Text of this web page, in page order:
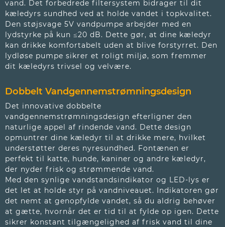
vand. Det forbedrede filtersystem bidrager til dit
kæledyrs sundhed ved at holde vandet i topkvalitet.
Den støjsvage 5V vandpumpe arbejder med en
lydstyrke på kun ≤20 dB. Dette gør, at dine kæledyr
kan drikke komfortabelt uden at blive forstyrret. Den
lydløse pumpe sikrer et roligt miljø, som fremmer
dit kæledyrs trivsel og velvære.
Dobbelt Vandgennemstrømningsdesign
Det innovative dobbelte
vandgennemstrømningsdesign efterligner den
naturlige appel af rindende vand. Dette design
opmuntrer dine kæledyr til at drikke mere, hvilket
understøtter deres nyresundhed. Fontænen er
perfekt til katte, hunde, kaniner og andre kæledyr,
der nyder frisk og strømmende vand.
Med den synlige vandstandsindikator og LED-lys er
det let at holde styr på vandniveauet. Indikatoren gør
det nemt at genopfylde vandet, så du aldrig behøver
at gætte, hvornår det er tid til at fylde op igen. Dette
sikrer konstant tilgængelighed af frisk vand til dine